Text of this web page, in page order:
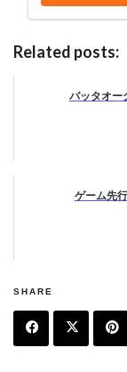
Related posts:
バッタオー
ゲーム先行
SHARE